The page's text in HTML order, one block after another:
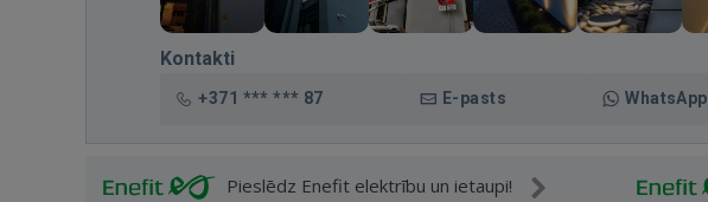
Kontakti
+371 *** *** 87 E-pasts WhatsApp
Pieslēdz Enefit elektrību un ietaupi!